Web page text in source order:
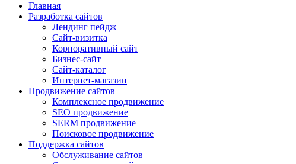
Главная
Разработка сайтов
Лендинг пейдж
Сайт-визитка
Корпоративный сайт
Бизнес-сайт
Сайт-каталог
Интернет-магазин
Продвижение сайтов
Комплексное продвижение
SEO продвижение
SERM продвижение
Поисковое продвижение
Поддержка сайтов
Обслуживание сайтов